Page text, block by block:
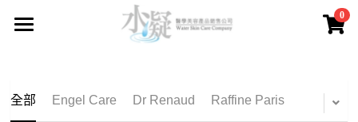
0
全部 Engel Care Dr Renaud Raffine Paris
×
商品分類